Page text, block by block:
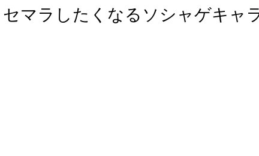
セマラしたくなるソシャゲキャ